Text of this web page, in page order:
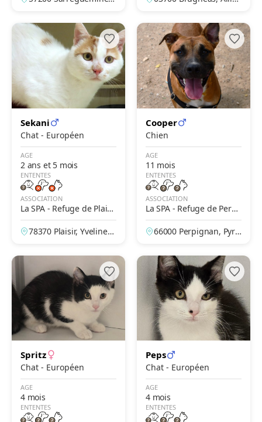
Sekani
Chat - Européen
AGE
2 ans et 5 mois
ENTENTES
ASSOCIATION
La SPA - Refuge de Plaisi
r
78370 Plaisir, Yvelines,
Cooper
Chien
AGE
11 mois
ENTENTES
ASSOCIATION
La SPA - Refuge de Perpi
gnan
66000 Perpignan, Pyré
e
Spritz
Chat - Européen
AGE
4 mois
ENTENTES
Peps
Chat - Européen
AGE
4 mois
ENTENTES